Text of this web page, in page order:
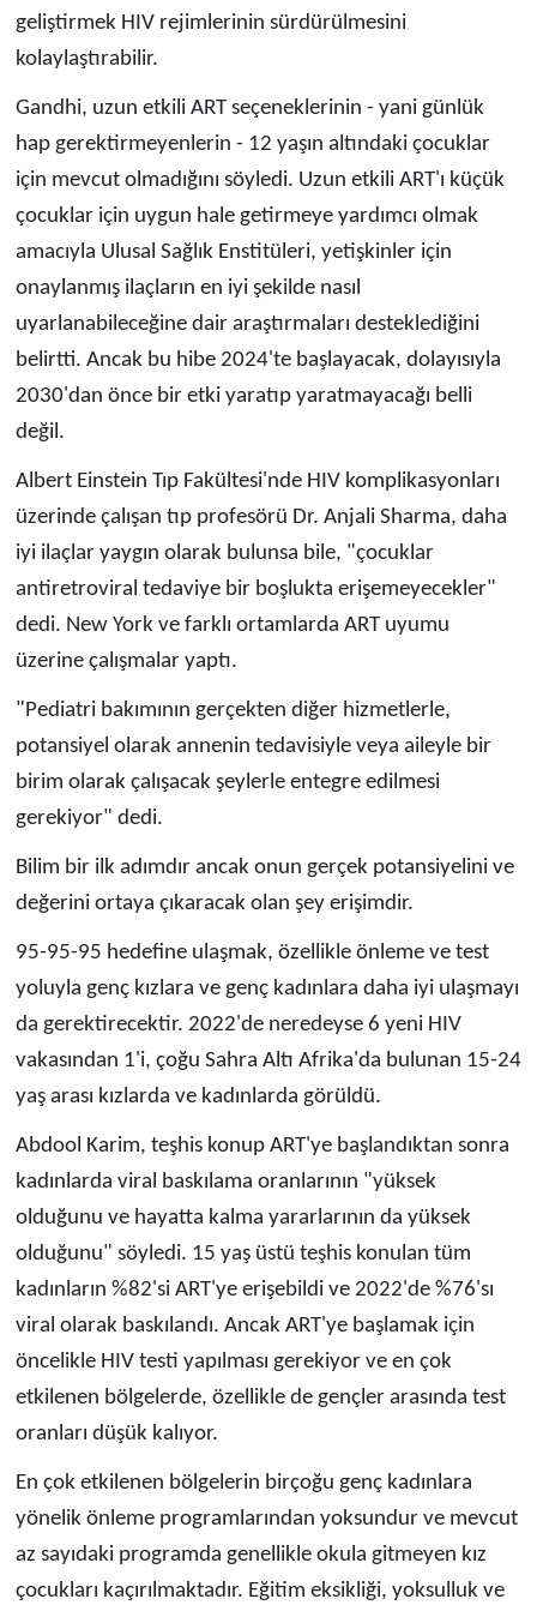
geliştirmek HIV rejimlerinin sürdürülmesini
kolaylaştırabilir.
Gandhi, uzun etkili ART seçeneklerinin - yani günlük
hap gerektirmeyenlerin - 12 yaşın altındaki çocuklar
için mevcut olmadığını söyledi. Uzun etkili ART'ı küçük
çocuklar için uygun hale getirmeye yardımcı olmak
amacıyla Ulusal Sağlık Enstitüleri, yetişkinler için
onaylanmış ilaçların en iyi şekilde nasıl
uyarlanabileceğine dair araştırmaları desteklediğini
belirtti. Ancak bu hibe 2024'te başlayacak, dolayısıyla
2030'dan önce bir etki yaratıp yaratmayacağı belli
değil.
Albert Einstein Tıp Fakültesi'nde HIV komplikasyonları
üzerinde çalışan tıp profesörü Dr. Anjali Sharma, daha
iyi ilaçlar yaygın olarak bulunsa bile, "çocuklar
antiretroviral tedaviye bir boşlukta erişemeyecekler"
dedi. New York ve farklı ortamlarda ART uyumu
üzerine çalışmalar yaptı.
"Pediatri bakımının gerçekten diğer hizmetlerle,
potansiyel olarak annenin tedavisiyle veya aileyle bir
birim olarak çalışacak şeylerle entegre edilmesi
gerekiyor" dedi.
Bilim bir ilk adımdır ancak onun gerçek potansiyelini ve
değerini ortaya çıkaracak olan şey erişimdir.
95-95-95 hedefine ulaşmak, özellikle önleme ve test
yoluyla genç kızlara ve genç kadınlara daha iyi ulaşmayı
da gerektirecektir. 2022'de neredeyse 6 yeni HIV
vakasından 1'i, çoğu Sahra Altı Afrika'da bulunan 15-24
yaş arası kızlarda ve kadınlarda görüldü.
Abdool Karim, teşhis konup ART'ye başlandıktan sonra
kadınlarda viral baskılama oranlarının "yüksek
olduğunu ve hayatta kalma yararlarının da yüksek
olduğunu" söyledi. 15 yaş üstü teşhis konulan tüm
kadınların %82'si ART'ye erişebildi ve 2022'de %76'sı
viral olarak baskılandı. Ancak ART'ye başlamak için
öncelikle HIV testi yapılması gerekiyor ve en çok
etkilenen bölgelerde, özellikle de gençler arasında test
oranları düşük kalıyor.
En çok etkilenen bölgelerin birçoğu genç kadınlara
yönelik önleme programlarından yoksundur ve mevcut
az sayıdaki programda genellikle okula gitmeyen kız
çocukları kaçırılmaktadır. Eğitim eksikliği, yoksulluk ve